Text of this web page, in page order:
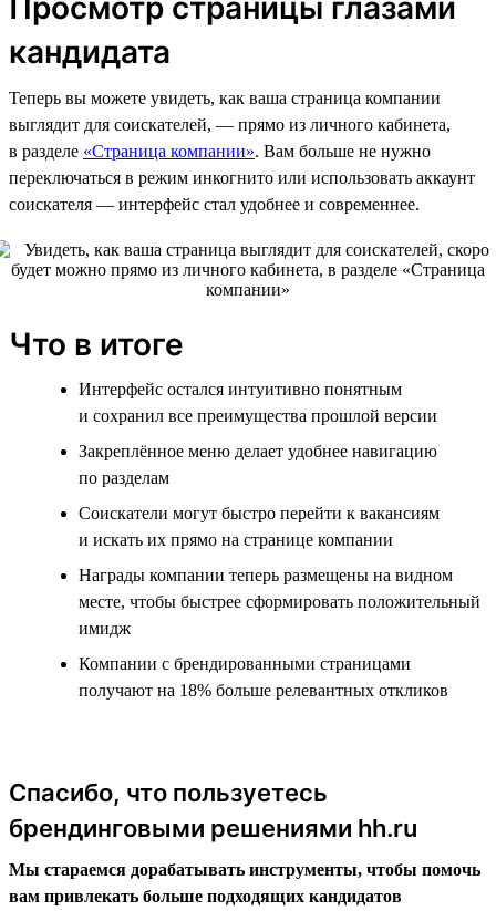
Просмотр страницы глазами
кандидата
Теперь вы можете увидеть, как ваша страница компании
выглядит для соискателей, — прямо из личного кабинета,
в разделе «Страница компании». Вам больше не нужно
переключаться в режим инкогнито или использовать аккаунт
соискателя — интерфейс стал удобнее и современнее.
Что в итоге
Интерфейс остался интуитивно понятным
и сохранил все преимущества прошлой версии
Закреплённое меню делает удобнее навигацию
по разделам
Соискатели могут быстро перейти к вакансиям
и искать их прямо на странице компании
Награды компании теперь размещены на видном
месте, чтобы быстрее сформировать положительный
имидж
Компании с брендированными страницами
получают на 18% больше релевантных откликов
Спасибо, что пользуетесь
брендинговыми решениями hh.ru
Мы стараемся дорабатывать инструменты, чтобы помочь
вам привлекать больше подходящих кандидатов